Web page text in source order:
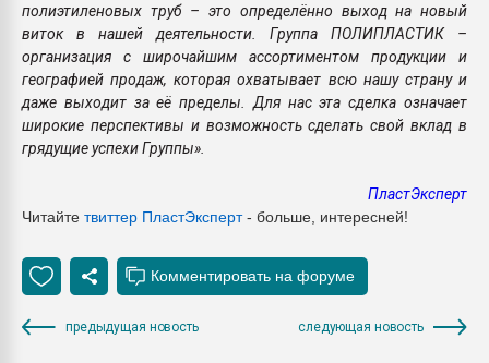
полиэтиленовых труб – это определённо выход на новый
виток в нашей деятельности. Группа ПОЛИПЛАСТИК –
организация с широчайшим ассортиментом продукции и
географией продаж, которая охватывает всю нашу страну и
даже выходит за её пределы. Для нас эта сделка означает
широкие перспективы и возможность сделать свой вклад в
грядущие успехи Группы».
ПластЭксперт
Читайте твиттер ПластЭксперт- больше, интересней!
предыдущая новость следующая новость